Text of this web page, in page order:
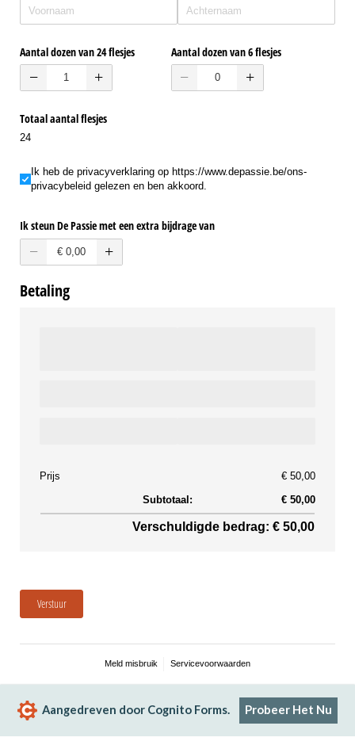
Aantal dozen van 24 flesjes Aantal dozen van 6 flesjes
Totaal aantal flesjes
24
Ik heb de privacyverklaring op https:/​/​www.depassie.be/​ons-privacybeleid
Ik heb de privacyverklaring op https://www.depassie.be/ons-
privacybeleid gelezen en ben akkoord.
Ik steun De Passie met een extra bijdrage van
Betaling
Prijs
€ 50,00
Subtotaal:
€ 50,00
Verschuldigde bedrag: € 50,00
Verstuur
Meld misbruik Servicevoorwaarden
Aangedreven door Cognito Forms. Probeer Het Nu